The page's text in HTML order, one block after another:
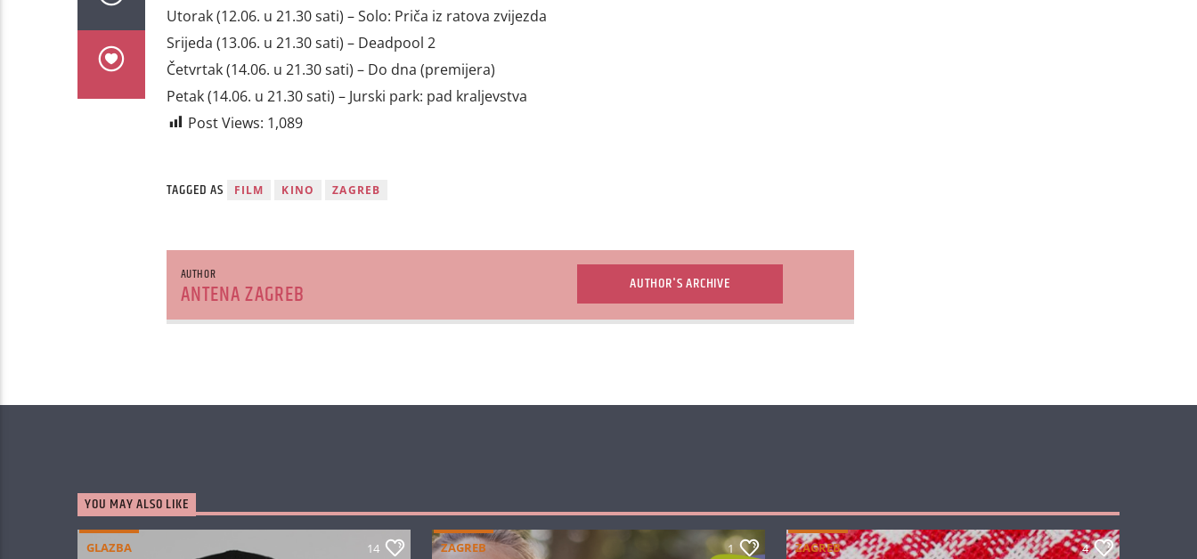
Utorak (12.06. u 21.30 sati) – Solo: Priča iz ratova zvijezda
Srijeda (13.06. u 21.30 sati) – Deadpool 2
Četvrtak (14.06. u 21.30 sati) – Do dna (premijera)
Petak (14.06. u 21.30 sati) – Jurski park: pad kraljevstva
Post Views: 1,089
TAGGED AS FILM KINO ZAGREB
AUTHOR
ANTENA ZAGREB AUTHOR'S ARCHIVE
YOU MAY ALSO LIKE
GLAZBA 14 ZAGREB 1 ZAGREB 4